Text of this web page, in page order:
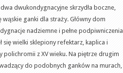
dwukondygnacyjne skrzydła boczne,
ganki dla straży. Główny dom
nadziemne i pełne podpiwniczenia
wielki sklepiony refektarz, kaplica i
polichromii z XV wieku. Na piętrze drugim
do podobnych ganków na murach,